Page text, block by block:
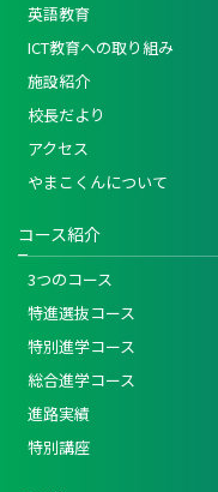
英語教育
ICT教育への取り組み
施設紹介
校長だより
アクセス
やまこくんについて
コース紹介
3つのコース
特進選抜コース
特別進学コース
総合進学コース
進路実績
特別講座